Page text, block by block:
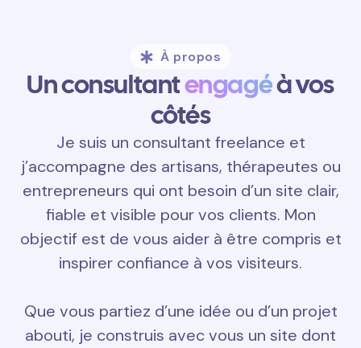
À propos
Un consultantengagéà vos
côtés
Je suis un consultant freelance et
j’accompagne des artisans, thérapeutes ou
entrepreneurs qui ont besoin d’un site clair,
fiable et visible pour vos clients. Mon
objectif est de vous aider à être compris et
inspirer confiance à vos visiteurs.
Que vous partiez d’une idée ou d’un projet
abouti, je construis avec vous un site dont